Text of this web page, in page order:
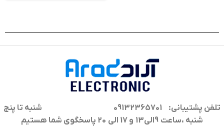
تلفن پشتیبانی: 09132365701
شنبه تا پنج
شنبه ،ساعت 9الی13 و 17 الی 20 پاسخگوی شما هستیم